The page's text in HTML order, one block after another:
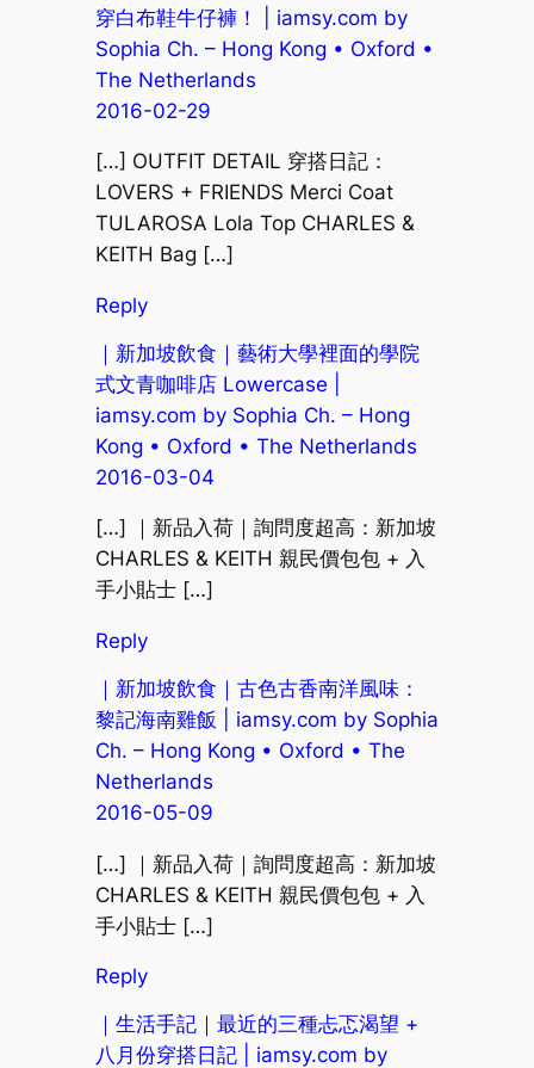
穿白布鞋牛仔褲！ | iamsy.com by
Sophia Ch. – Hong Kong • Oxford •
The Netherlands
2016-02-29
[…] OUTFIT DETAIL 穿搭日記：
LOVERS + FRIENDS Merci Coat
TULAROSA Lola Top CHARLES &
KEITH Bag […]
Reply
｜新加坡飲食｜藝術大學裡面的學院
式文青咖啡店 Lowercase |
iamsy.com by Sophia Ch. – Hong
Kong • Oxford • The Netherlands
2016-03-04
[…] ｜新品入荷｜詢問度超高：新加坡
CHARLES & KEITH 親民價包包 + 入
手小貼士 […]
Reply
｜新加坡飲食｜古色古香南洋風味：
黎記海南雞飯 | iamsy.com by Sophia
Ch. – Hong Kong • Oxford • The
Netherlands
2016-05-09
[…] ｜新品入荷｜詢問度超高：新加坡
CHARLES & KEITH 親民價包包 + 入
手小貼士 […]
Reply
｜生活手記｜最近的三種忐忑渴望 +
八月份穿搭日記 | iamsy.com by